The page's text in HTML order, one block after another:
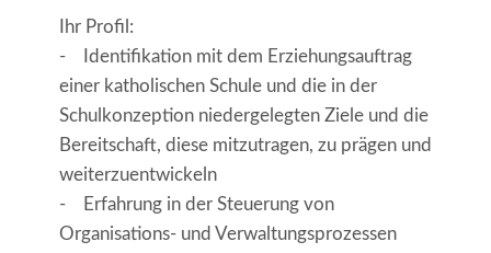
Ihr Profil:
- Identifikation mit dem Erziehungsauftrag
einer katholischen Schule und die in der
Schulkonzeption niedergelegten Ziele und die
Bereitschaft, diese mitzutragen, zu prägen und
weiterzuentwickeln
- Erfahrung in der Steuerung von
Organisations- und Verwaltungsprozessen